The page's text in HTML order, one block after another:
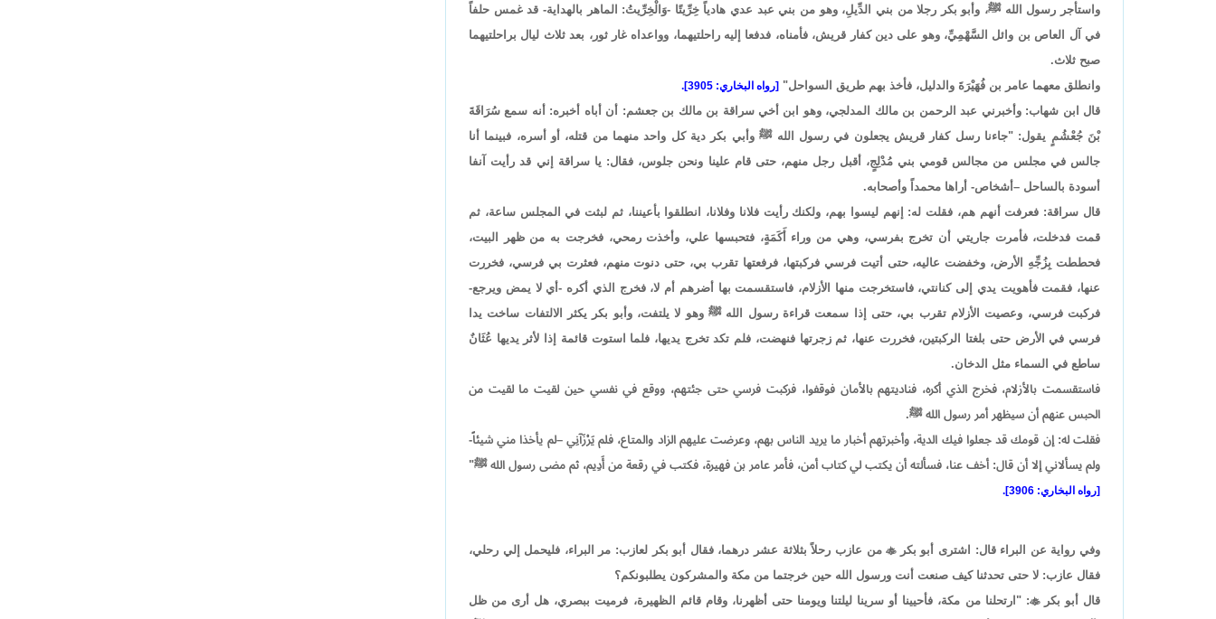
واستأجر رسول الله ﷺ، وأبو بكر رجلا من بني الدِّيلِ، وهو من بني عبد عدي هادياً خِرِّيتًا -وَالْخِرِّيتُ: الماهر بالهداية- قد غمس حلفاً
في آل العاص بن وائل السَّهْمِيِّ، وهو على دين كفار قريش، فأمناه، فدفعا إليه راحلتيهما، وواعداه غار ثور، بعد ثلاث ليال براحلتيهما
صبح ثلاث.
وانطلق معهما عامر بن فُهَيْرَةَ والدليل، فأخذ بهم طريق السواحل" [رواه البخاري: 3905].
قال ابن شهاب: وأخبرني عبد الرحمن بن مالك المدلجي، وهو ابن أخي سراقة بن مالك بن جعشم: أن أباه أخبره: أنه سمع سُرَاقَةَ
بْنَ جُعْشُمٍ يقول: "جاءنا رسل كفار قريش يجعلون في رسول الله ﷺ وأبي بكر دية كل واحد منهما من قتله، أو أسره، فبينما أنا
جالس في مجلس من مجالس قومي بني مُدْلِجٍ، أقبل رجل منهم، حتى قام علينا ونحن جلوس، فقال: يا سراقة إني قد رأيت آنفا
أسودة بالساحل –أشخاص- أراها محمداً وأصحابه.
قال سراقة: فعرفت أنهم هم، فقلت له: إنهم ليسوا بهم، ولكنك رأيت فلانا وفلانا، انطلقوا بأعيننا، ثم لبثت في المجلس ساعة، ثم
قمت فدخلت، فأمرت جاريتي أن تخرج بفرسي، وهي من وراء أَكَمَةٍ، فتحبسها علي، وأخذت رمحي، فخرجت به من ظهر البيت،
فحططت بِزُجِّهِ الأرض، وخفضت عاليه، حتى أتيت فرسي فركبتها، فرفعتها تقرب بي، حتى دنوت منهم، فعثرت بي فرسي، فخررت
عنها، فقمت فأهويت يدي إلى كنانتي، فاستخرجت منها الأزلام، فاستقسمت بها أضرهم أم لا، فخرج الذي أكره -أي لا يمض ويرجع-
فركبت فرسي، وعصيت الأزلام تقرب بي، حتى إذا سمعت قراءة رسول الله ﷺ وهو لا يلتفت، وأبو بكر يكثر الالتفات ساخت يدا
فرسي في الأرض حتى بلغتا الركبتين، فخررت عنها، ثم زجرتها فنهضت، فلم تكد تخرج يديها، فلما استوت قائمة إذا لأثر يديها عُثَانٌ
ساطع في السماء مثل الدخان.
فاستقسمت بالأزلام، فخرج الذي أكره، فناديتهم بالأمان فوقفوا، فركبت فرسي حتى جئتهم، ووقع في نفسي حين لقيت ما لقيت من
الحبس عنهم أن سيظهر أمر رسول الله ﷺ.
فقلت له: إن قومك قد جعلوا فيك الدية، وأخبرتهم أخبار ما يريد الناس بهم، وعرضت عليهم الزاد والمتاع، فلم يَرْزَآنِي –لم يأخذا مني شيئاً-
ولم يسألاني إلا أن قال: أخف عنا، فسألته أن يكتب لي كتاب أمن، فأمر عامر بن فهيرة، فكتب في رقعة من أَدِيم، ثم مضى رسول الله ﷺ"
[رواه البخاري: 3906].
وفي رواية عن البراء قال: اشترى أبو بكرمن عازب رحلاً بثلاثة عشر درهما، فقال أبو بكر لعازب: مر البراء، فليحمل إلي رحلي،
فقال عازب: لا حتى تحدثنا كيف صنعت أنت ورسول الله حين خرجتما من مكة والمشركون يطلبونكم؟
قال أبو بكر: "ارتحلنا من مكة، فأحيينا أو سرينا ليلتنا ويومنا حتى أظهرنا، وقام قائم الظهيرة، فرميت ببصري، هل أرى من ظل